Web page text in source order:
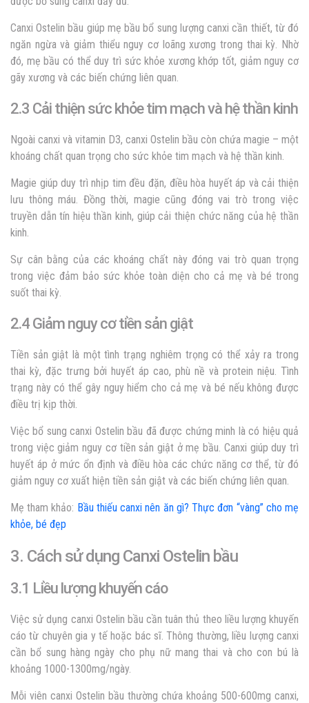
Canxi Ostelin bầu giúp mẹ bầu bổ sung lượng canxi cần thiết, từ đó
ngăn ngừa và giảm thiểu nguy cơ loãng xương trong thai kỳ. Nhờ
đó, mẹ bầu có thể duy trì sức khỏe xương khớp tốt, giảm nguy cơ
gãy xương và các biến chứng liên quan.
2.3 Cải thiện sức khỏe tim mạch và hệ thần kinh
Ngoài canxi và vitamin D3, canxi Ostelin bầu còn chứa magie – một
khoáng chất quan trọng cho sức khỏe tim mạch và hệ thần kinh.
Magie giúp duy trì nhịp tim đều đặn, điều hòa huyết áp và cải thiện
lưu thông máu. Đồng thời, magie cũng đóng vai trò trong việc
truyền dẫn tín hiệu thần kinh, giúp cải thiện chức năng của hệ thần
kinh.
Sự cân bằng của các khoáng chất này đóng vai trò quan trọng
trong việc đảm bảo sức khỏe toàn diện cho cả mẹ và bé trong
suốt thai kỳ.
2.4 Giảm nguy cơ tiền sản giật
Tiền sản giật là một tình trạng nghiêm trọng có thể xảy ra trong
thai kỳ, đặc trưng bởi huyết áp cao, phù nề và protein niệu. Tình
trạng này có thể gây nguy hiểm cho cả mẹ và bé nếu không được
điều trị kịp thời.
Việc bổ sung canxi Ostelin bầu đã được chứng minh là có hiệu quả
trong việc giảm nguy cơ tiền sản giật ở mẹ bầu. Canxi giúp duy trì
huyết áp ở mức ổn định và điều hòa các chức năng cơ thể, từ đó
giảm nguy cơ xuất hiện tiền sản giật và các biến chứng liên quan.
Mẹ tham khảo: Bầu thiếu canxi nên ăn gì? Thực đơn “vàng” cho mẹ
khỏe, bé đẹp
3. Cách sử dụng Canxi Ostelin bầu
3.1 Liều lượng khuyến cáo
Việc sử dụng canxi Ostelin bầu cần tuân thủ theo liều lượng khuyến
cáo từ chuyên gia y tế hoặc bác sĩ. Thông thường, liều lượng canxi
cần bổ sung hàng ngày cho phụ nữ mang thai và cho con bú là
khoảng 1000-1300mg/ngày.
Mỗi viên canxi Ostelin bầu thường chứa khoảng 500-600mg canxi,